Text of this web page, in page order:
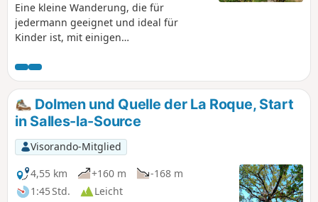
eines sich drehenden Rades bilden.
Eine kleine Wanderung, die für
jedermann geeignet und ideal für
Kinder ist, mit einigen
Schwierigkeiten.
Dolmen und Quelle der La Roque, Start
in Salles-la-Source
Visorando-Mitglied
4,55 km
+160 m
-168 m
1:45 Std.
Leicht